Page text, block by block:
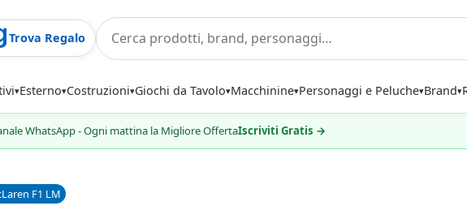
Esterno Costruzioni Giochi da Tavolo Macchinine Personaggi e Peluche Brand
Trova Regalo
WhatsApp - Ogni mattina la Migliore OffertaIscriviti Gratis →
F1 LM